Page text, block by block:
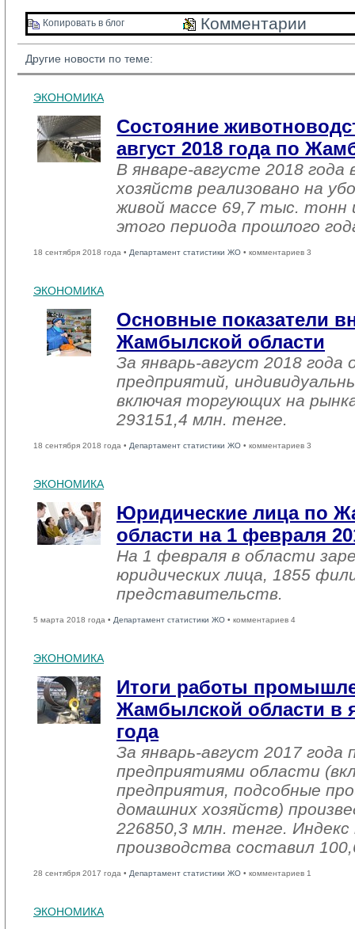
Копировать в блог Комментарии
Другие новости по теме:
ЭКОНОМИКА
Состояние
август 2018 года по
В январе-августе 2018 года
хозяйств реализовано на
живой массе 69,7 тыс. тонн
этого периода прошлого
18 сентября 2018 года • Департамент статистики ЖО • комментариев 3
ЭКОНОМИКА
Основные показатели
Жамбылской области
За январь-август 2018
предприятий,
включая торгующих на
293151,4 млн. тенге.
18 сентября 2018 года • Департамент статистики ЖО • комментариев 3
ЭКОНОМИКА
Юридические лица по
области на 1 февраля
На 1 февраля в области
юридических лица, 1855
представительств.
5 марта 2018 года • Департамент статистики ЖО • комментариев 4
ЭКОНОМИКА
Итоги работы
Жамбылской области в
года
За январь-август 2017
предприятиями области
предприятия, подсобные
домашних хозяйств)
226850,3 млн. тенге.
производства составил
28 сентября 2017 года • Департамент статистики ЖО • комментариев 1
ЭКОНОМИКА